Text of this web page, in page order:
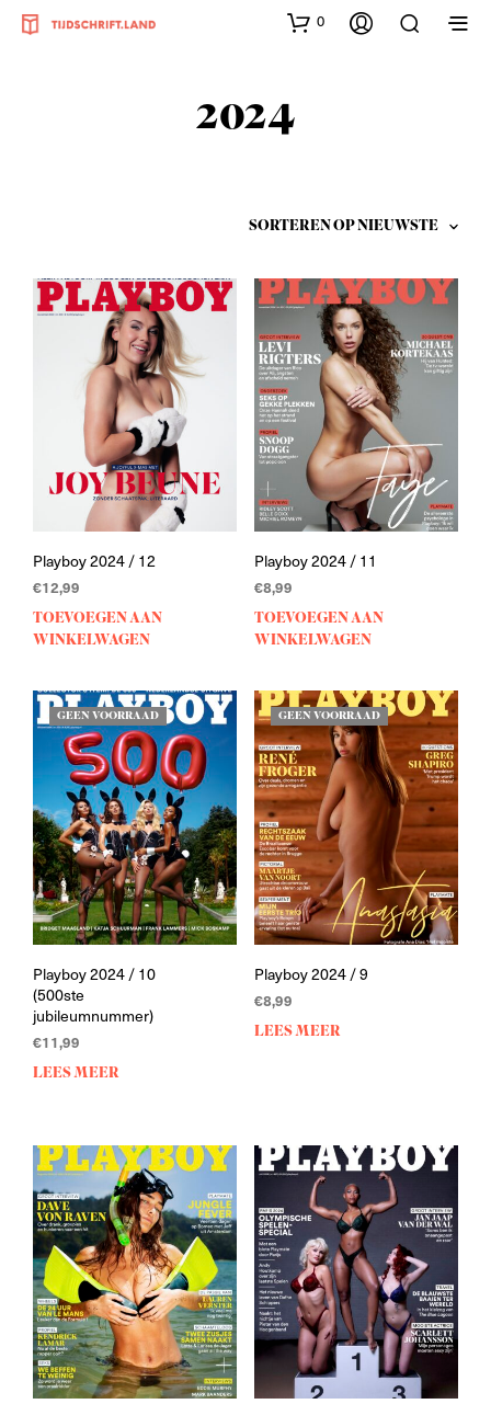
0
2024
Playboy 2024 / 12
€12,99
TOEVOEGEN AAN
WINKELWAGEN
Playboy 2024 / 11
€8,99
TOEVOEGEN AAN
WINKELWAGEN
GEEN VOORRAAD
Playboy 2024 / 10
(500ste
jubileumnummer)
€11,99
LEES MEER
GEEN VOORRAAD
Playboy 2024 / 9
€8,99
LEES MEER